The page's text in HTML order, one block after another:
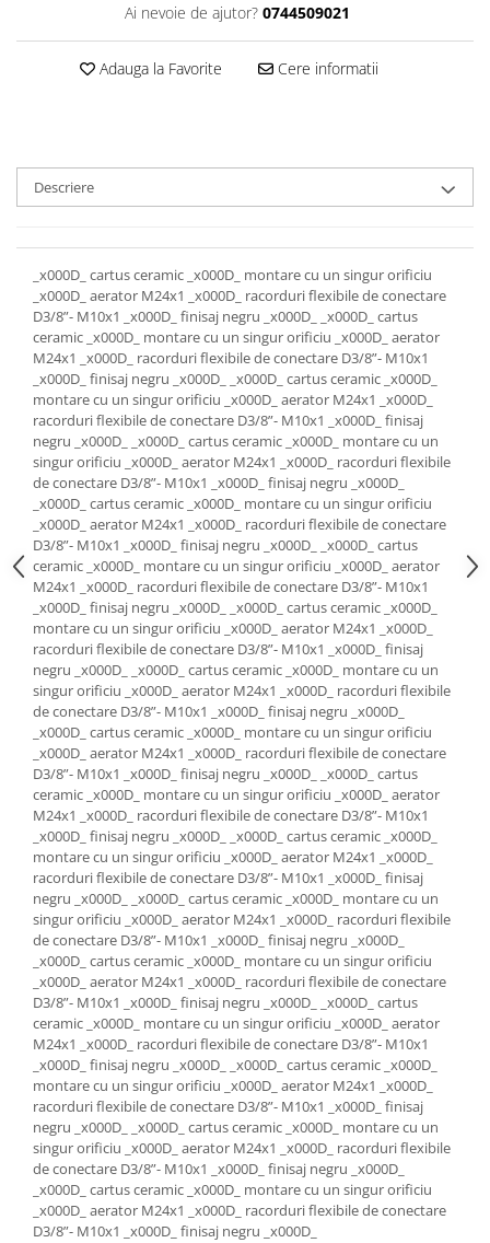
Rezervoare aparente
Cadre incastrate
Clapete de actionare
Panouri si usi de dus
Rigole de dus
Mobilier baie
Seturi mobilier baie
Dulapuri baza si blaturi lavoar
Dulapuri cu oglinda
Oglinzi baie, oglinzi cosmetice si
corpuri de iluminat
Accesorii baie
Seturi de accesorii
Savoniere
Suport periute dinti
Suport hartie igienica
Perii WC
Dozator sapun
Etajere baie
Cuiere si suporti prosop
Cosuri de gunoi
Sifoane, racorduri si ventile
Accesorii diverse
Ai nevoie de ajutor? 0744509021
Adauga la Favorite Cere informatii
Descriere
_x000D_ cartus ceramic _x000D_ montare cu un singur orificiu
_x000D_ aerator M24x1 _x000D_ racorduri flexibile de conectare
D3/8”- M10x1 _x000D_ finisaj negru _x000D_ _x000D_ cartus
ceramic _x000D_ montare cu un singur orificiu _x000D_ aerator
M24x1 _x000D_ racorduri flexibile de conectare D3/8”- M10x1
_x000D_ finisaj negru _x000D_ _x000D_ cartus ceramic _x000D_
montare cu un singur orificiu _x000D_ aerator M24x1 _x000D_
racorduri flexibile de conectare D3/8”- M10x1 _x000D_ finisaj
negru _x000D_ _x000D_ cartus ceramic _x000D_ montare cu un
singur orificiu _x000D_ aerator M24x1 _x000D_ racorduri flexibile
de conectare D3/8”- M10x1 _x000D_ finisaj negru _x000D_
_x000D_ cartus ceramic _x000D_ montare cu un singur orificiu
_x000D_ aerator M24x1 _x000D_ racorduri flexibile de conectare
D3/8”- M10x1 _x000D_ finisaj negru _x000D_ _x000D_ cartus
ceramic _x000D_ montare cu un singur orificiu _x000D_ aerator
M24x1 _x000D_ racorduri flexibile de conectare D3/8”- M10x1
_x000D_ finisaj negru _x000D_ _x000D_ cartus ceramic _x000D_
montare cu un singur orificiu _x000D_ aerator M24x1 _x000D_
racorduri flexibile de conectare D3/8”- M10x1 _x000D_ finisaj
negru _x000D_ _x000D_ cartus ceramic _x000D_ montare cu un
singur orificiu _x000D_ aerator M24x1 _x000D_ racorduri flexibile
de conectare D3/8”- M10x1 _x000D_ finisaj negru _x000D_
_x000D_ cartus ceramic _x000D_ montare cu un singur orificiu
_x000D_ aerator M24x1 _x000D_ racorduri flexibile de conectare
D3/8”- M10x1 _x000D_ finisaj negru _x000D_ _x000D_ cartus
ceramic _x000D_ montare cu un singur orificiu _x000D_ aerator
M24x1 _x000D_ racorduri flexibile de conectare D3/8”- M10x1
_x000D_ finisaj negru _x000D_ _x000D_ cartus ceramic _x000D_
montare cu un singur orificiu _x000D_ aerator M24x1 _x000D_
racorduri flexibile de conectare D3/8”- M10x1 _x000D_ finisaj
negru _x000D_ _x000D_ cartus ceramic _x000D_ montare cu un
singur orificiu _x000D_ aerator M24x1 _x000D_ racorduri flexibile
de conectare D3/8”- M10x1 _x000D_ finisaj negru _x000D_
_x000D_ cartus ceramic _x000D_ montare cu un singur orificiu
_x000D_ aerator M24x1 _x000D_ racorduri flexibile de conectare
D3/8”- M10x1 _x000D_ finisaj negru _x000D_ _x000D_ cartus
ceramic _x000D_ montare cu un singur orificiu _x000D_ aerator
M24x1 _x000D_ racorduri flexibile de conectare D3/8”- M10x1
_x000D_ finisaj negru _x000D_ _x000D_ cartus ceramic _x000D_
montare cu un singur orificiu _x000D_ aerator M24x1 _x000D_
racorduri flexibile de conectare D3/8”- M10x1 _x000D_ finisaj
negru _x000D_ _x000D_ cartus ceramic _x000D_ montare cu un
singur orificiu _x000D_ aerator M24x1 _x000D_ racorduri flexibile
de conectare D3/8”- M10x1 _x000D_ finisaj negru _x000D_
_x000D_ cartus ceramic _x000D_ montare cu un singur orificiu
_x000D_ aerator M24x1 _x000D_ racorduri flexibile de conectare
D3/8”- M10x1 _x000D_ finisaj negru _x000D_